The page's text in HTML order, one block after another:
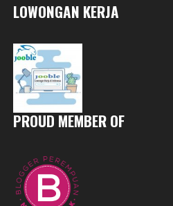
LOWONGAN KERJA
PROUD MEMBER OF